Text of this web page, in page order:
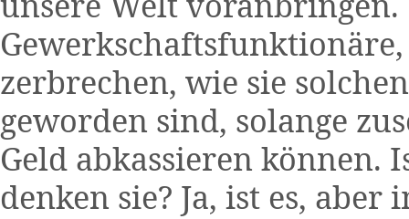
zerbrechen, wie sie
geworden sind, solange
Geld abkassieren können.
denken sie? Ja, ist es,